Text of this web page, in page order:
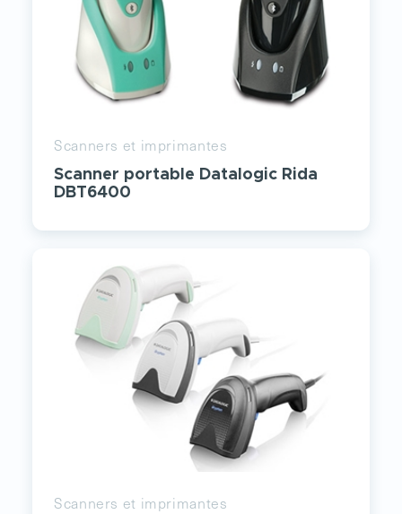
Scanners et imprimantes
Scanner portable Datalogic Rida
DBT6400
Scanners et imprimantes